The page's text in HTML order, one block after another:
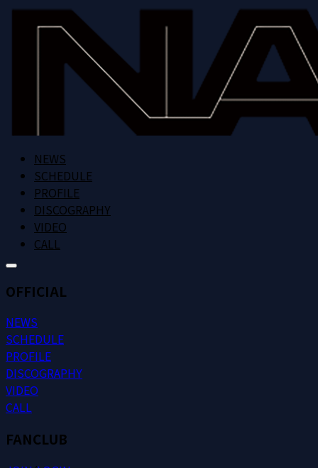
NEWS
SCHEDULE
PROFILE
DISCOGRAPHY
VIDEO
CALL
OFFICIAL
NEWS
SCHEDULE
PROFILE
DISCOGRAPHY
VIDEO
CALL
FANCLUB